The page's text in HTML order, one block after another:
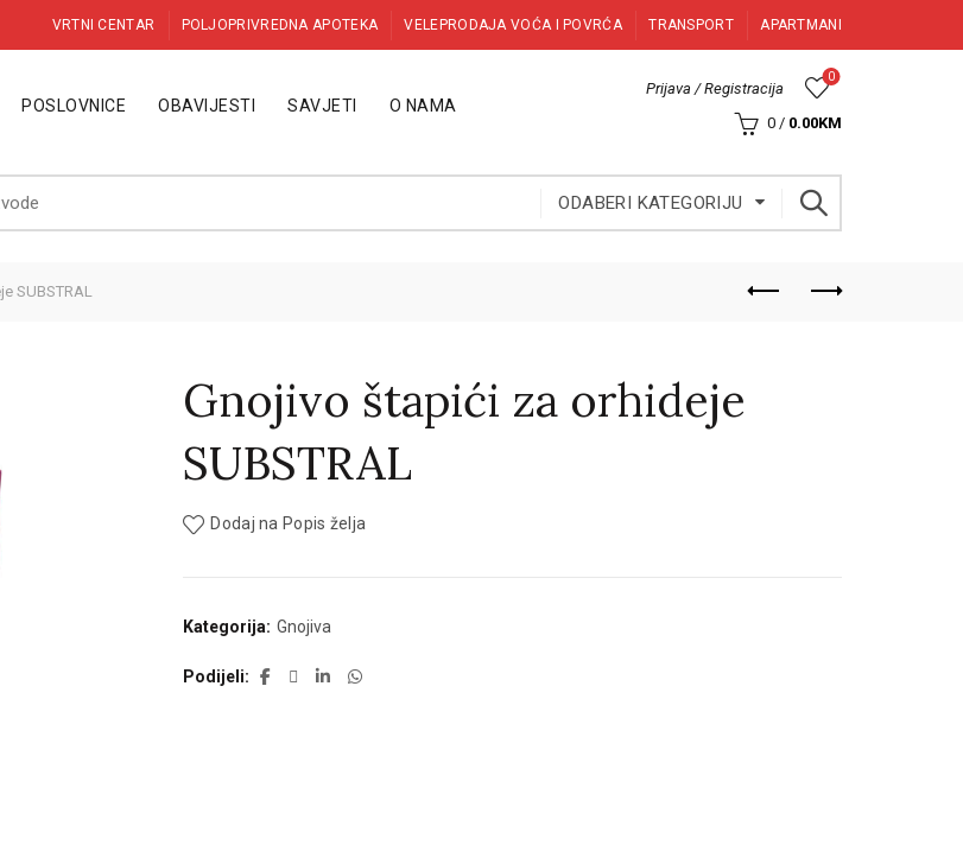
VRTNI CENTAR POLJOPRIVREDNA APOTEKA VELEPRODAJA VOĆA I POVRĆA TRANSPORT APARTMANI
POSLOVNICE OBAVIJESTI SAVJETI O NAMA
Prijava / Registracija
0
0 / 0.00KM
ODABERI KATEGORIJU
SUBSTRAL
Gnojivo štapići za orhideje
SUBSTRAL
Dodaj na Popis želja
Kategorija: Gnojiva
Podijeli